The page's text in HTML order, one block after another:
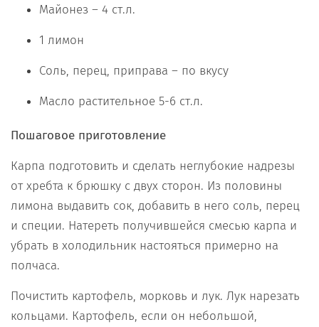
Майонез – 4 ст.л.
1 лимон
Соль, перец, приправа – по вкусу
Масло растительное 5-6 ст.л.
Пошаговое приготовление
Карпа подготовить и сделать неглубокие надрезы
от хребта к брюшку с двух сторон. Из половины
лимона выдавить сок, добавить в него соль, перец
и специи. Натереть получившейся смесью карпа и
убрать в холодильник настояться примерно на
полчаса.
Почистить картофель, морковь и лук. Лук нарезать
кольцами. Картофель, если он небольшой,